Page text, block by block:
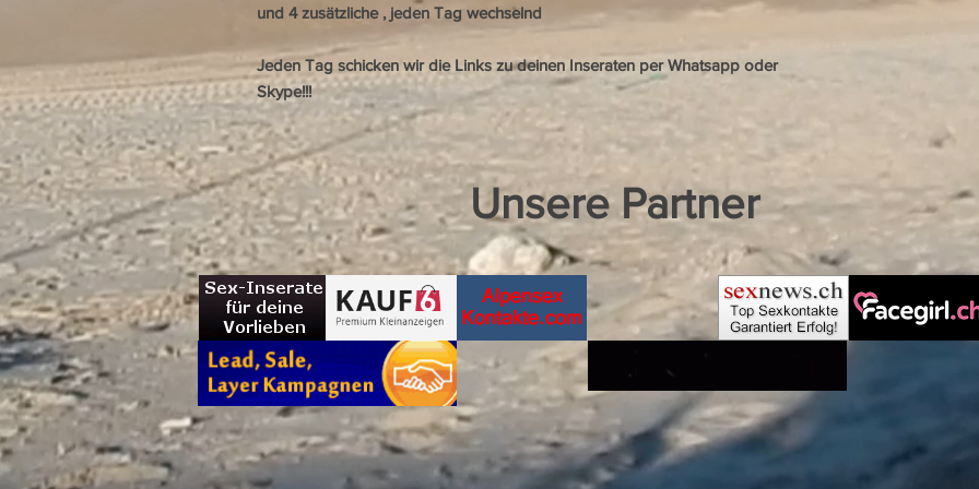
und 4 zusätzliche , jeden Tag wechselnd
Jeden Tag schicken wir die Links zu deinen Inseraten per Whatsapp oder
Skype!!!
Unsere Partner